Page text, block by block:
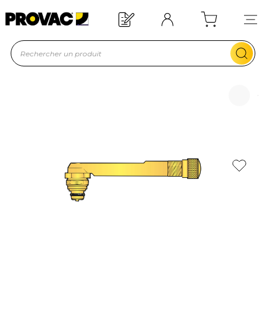
Offre de bienvenue : 20€ offerts !
En savoir plus